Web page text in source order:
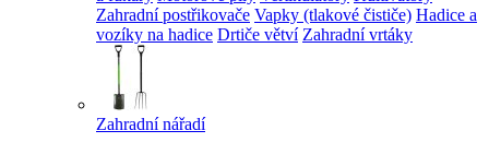
Zahradní postřikovače Vapky (tlakové čističe) Hadice a
vozíky na hadice Drtiče větví Zahradní vrtáky
Zahradní nářadí